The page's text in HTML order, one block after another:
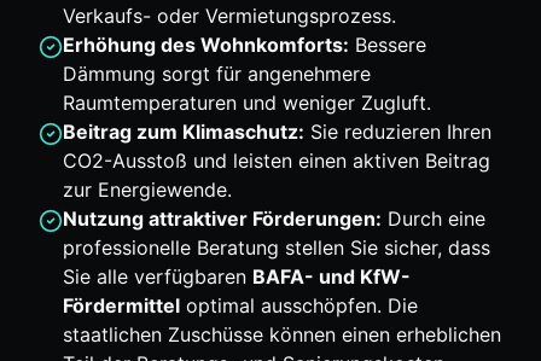
Verkaufs- oder Vermietungsprozess.
Erhöhung des Wohnkomforts: Bessere
Dämmung sorgt für angenehmere
Raumtemperaturen und weniger Zugluft.
Beitrag zum Klimaschutz: Sie reduzieren Ihren
CO2-Ausstoß und leisten einen aktiven Beitrag
zur Energiewende.
Nutzung attraktiver Förderungen: Durch eine
professionelle Beratung stellen Sie sicher, dass
Sie alle verfügbaren BAFA- und KfW-
Fördermittel optimal ausschöpfen. Die
staatlichen Zuschüsse können einen erheblichen